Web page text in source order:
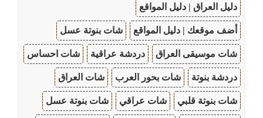
دليل العراق | دليل المواقع
أضف موقعك | دليل المواقع شات بنوتة عسل
شات موسيقى العراق دردشة عراقية شات احساس
دردشة بنوتة شات بحور العرب شات العراق
شات بنوتة قلبي شات عراقي شات بنوتة عسل